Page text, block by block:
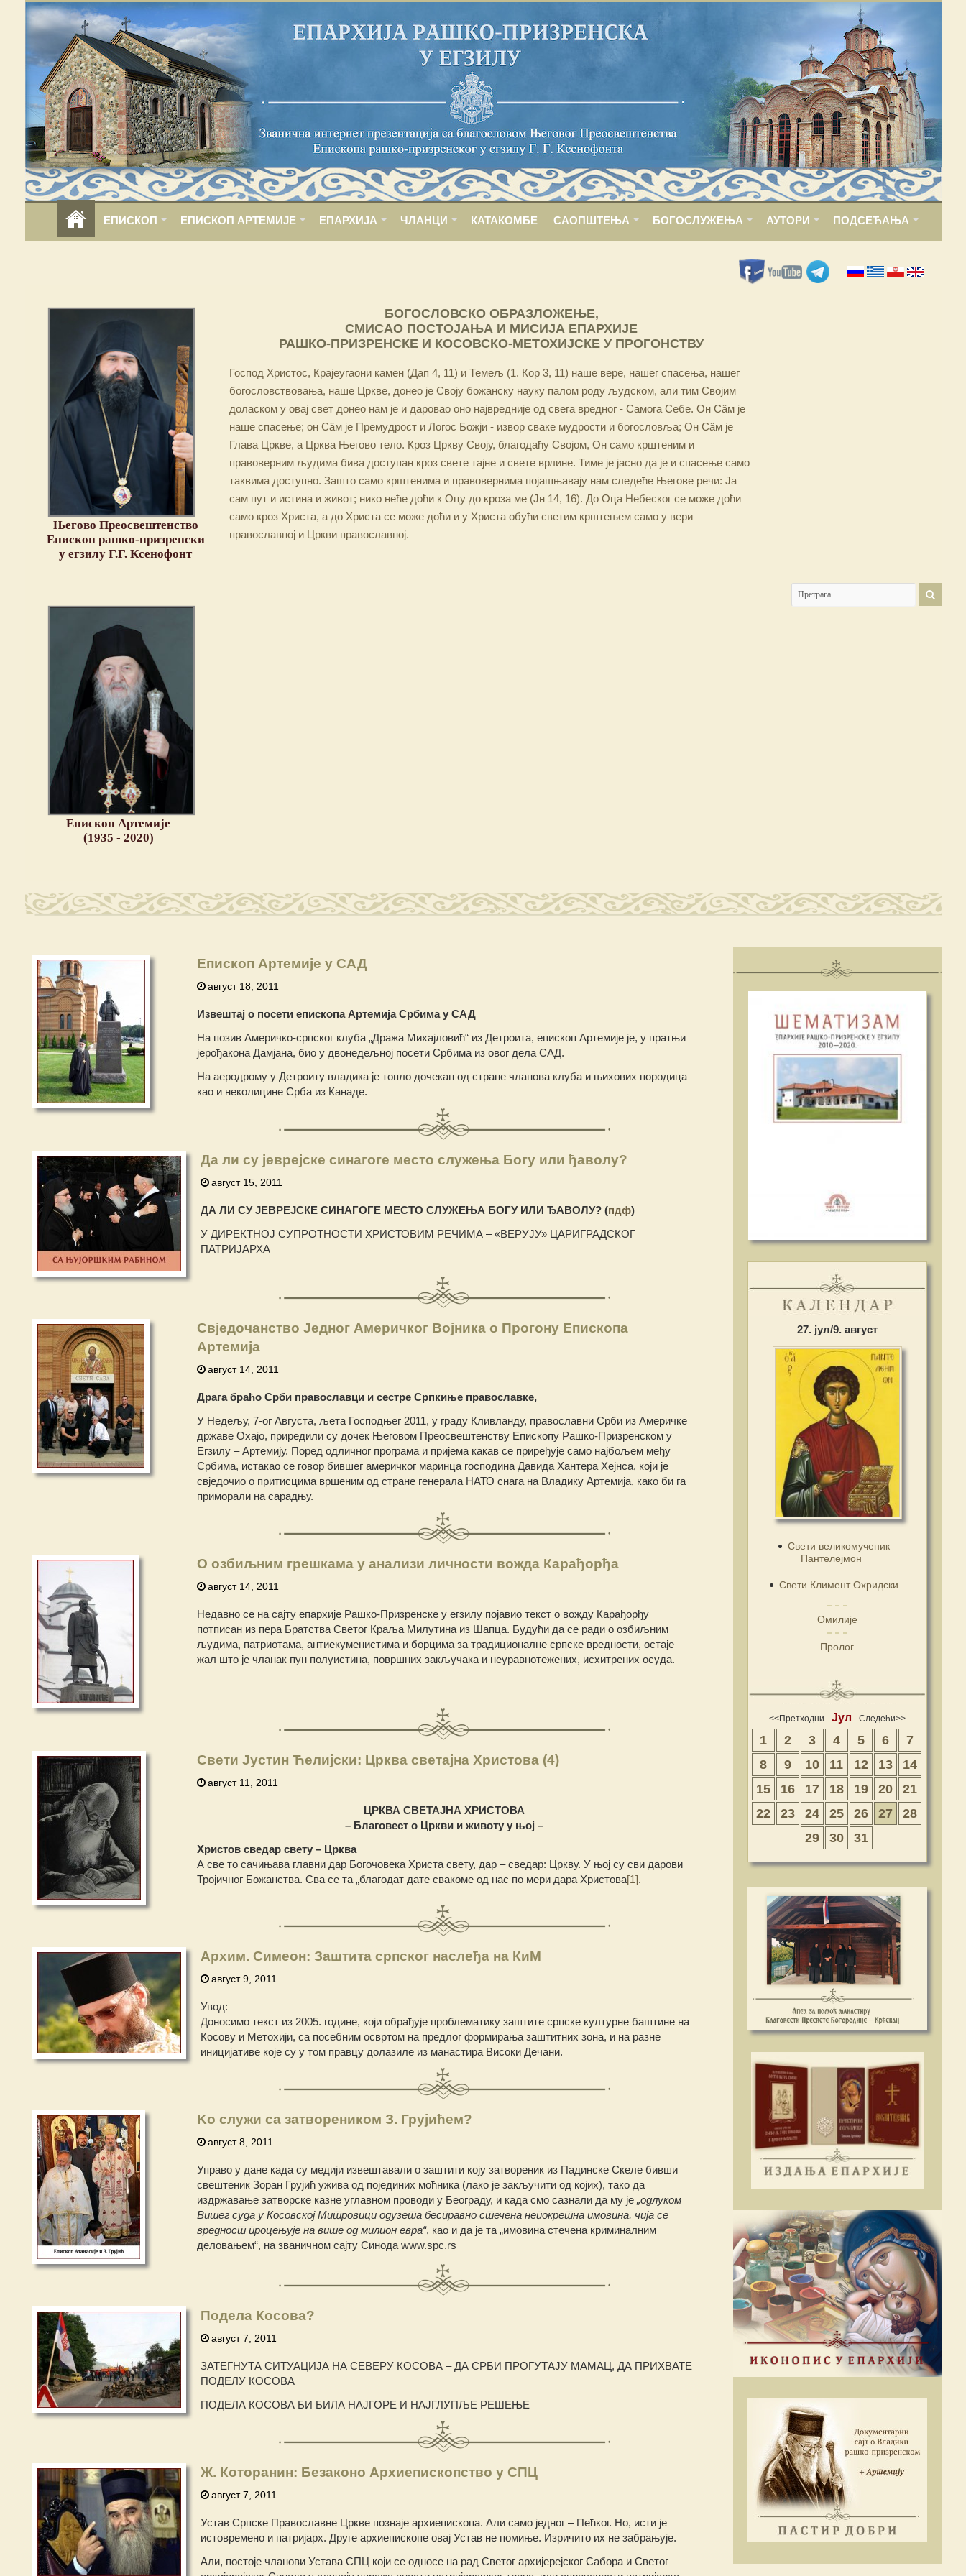
ЕПИСКОП ЕПИСКОП АРТЕМИЈЕ ЕПАРХИЈА ЧЛАНЦИ КАТАКОМБЕ САОПШТЕЊА БОГОСЛУЖЕЊА АУТОРИ ПОДСЕЋАЊА
Његово Преосвештенство
Епископ рашко-призренски
у егзилу Г.Г. Ксенофонт
БОГОСЛОВСКО ОБРАЗЛОЖЕЊЕ,
СМИСАО ПОСТОЈАЊА И МИСИЈА ЕПАРХИЈЕ
РАШКО-ПРИЗРЕНСКЕ И КОСОВСКО-МЕТОХИЈСКЕ У ПРОГОНСТВУ
Господ Христос, Крајеугаони камен (Дап 4, 11) и Темељ (1. Кор 3, 11) наше вере, нашег спасења, нашег
богословствовања, наше Цркве, донео је Своју божанску науку палом роду људском, али тим Својим
доласком у овај свет донео нам је и даровао оно највредније од свега вредног - Самога Себе. Он Сâм је
наше спасење; он Сâм је Премудрост и Логос Божји - извор сваке мудрости и богословља; Он Сâм је
Глава Цркве, а Црква Његово тело. Кроз Цркву Своју, благодаћу Својом, Он само крштеним и
правоверним људима бива доступан кроз свете тајне и свете врлине. Тиме је јасно да је и спасење само
таквима доступно. Зашто само крштенима и правовернима појашњавају нам следеће Његове речи: Ја
сам пут и истина и живот; нико неће доћи к Оцу до кроза ме (Јн 14, 16). До Оца Небеског се може доћи
само кроз Христа, а до Христа се може доћи и у Христа обући светим крштењем само у вери
православној и Цркви православној.
Епископ Артемије
(1935 - 2020)
Eпископ Артемије у САД
август 18, 2011
Извештај о посети епископа Артемија Србима у САД
На позив Америчко-српског клуба „Дража Михајловић“ из Детроита, епископ Артемије је, у пратњи
јерођакона Дамјана, био у двонедељној посети Србима из овог дела САД.
На аеродрому у Детроиту владика је топло дочекан од стране чланова клуба и њихових породица
као и неколицине Срба из Канаде.
Да ли су јеврејске синагоге место служења Богу или ђаволу?
август 15, 2011
ДА ЛИ СУ ЈЕВРЕЈСКЕ СИНАГОГЕ МЕСТО СЛУЖЕЊА БОГУ ИЛИ ЂАВОЛУ? (пдф)
У ДИРЕКТНОЈ СУПРОТНОСТИ ХРИСТОВИМ РЕЧИМА – «ВЕРУЈУ» ЦАРИГРАДСКОГ
ПАТРИЈАРХА
Свједочанство Једног Америчког Војника о Прогону Епископа
Артемија
август 14, 2011
Драга браћо Срби православци и сестре Српкиње православке,
У Недељу, 7-ог Августа, љета Господњег 2011, у граду Кливланду, православни Срби из Америчке
државе Охајо, приредили су дочек Његовом Преосвештенству Епископу Рашко-Призренском у
Егзилу – Артемију. Поред одличног програма и пријема какав се приређује само најбољем међу
Србима, истакао се говор бившег америчког маринца господина Давида Хантера Хејнса, који је
свједочио о притисцима вршеним од стране генерала НАТО снага на Владику Артемија, како би га
приморали на сарадњу.
О озбиљним грешкама у анализи личности вожда Карађорђа
август 14, 2011
Недавно се на сајту епархије Рашко-Призренске у егзилу појавио текст о вожду Карађорђу
потписан из пера Братства Светог Краља Милутина из Шапца. Будући да се ради о озбиљним
људима, патриотама, антиекуменистима и борцима за традиционалне српске вредности, остаје
жал што је чланак пун полуистина, површних закључака и неуравнотежених, исхитрених осуда.
Свети Јустин Ћелијски: Црква светајна Христова (4)
август 11, 2011
ЦРКВА СВЕТАЈНА ХРИСТОВА
– Благовест о Цркви и животу у њој –
Христов сведар свету – Црква
А све то сачињава главни дар Богочовека Христа свету, дар – сведар: Цркву. У њој су сви дарови
Тројичног Божанства. Сва се та „благодат дате свакоме од нас по мери дара Христова[1].
Архим. Симеон: Заштита српског наслеђа на КиМ
август 9, 2011
Увод:
Доносимо текст из 2005. године, који обрађује проблематику заштите српске културне баштине на
Косову и Метохији, са посебним освртом на предлог формирања заштитних зона, и на разне
иницијативе које су у том правцу долазиле из манастира Високи Дечани.
Kо служи са затвореником З. Грујићем?
август 8, 2011
Управо у дане када су медији извештавали о заштити коју затвореник из Падинске Скеле бивши
свештеник Зоран Грујић ужива од појединих моћника (лако је закључити од којих), тако да
издржавање затворске казне углавном проводи у Београду, и када смо сазнали да му је „одлуком
Вишег суда у Косовској Митровици одузета бесправно стечена непокретна имовина, чија се
вредност процењује на више од милион евра“, као и да је та „имовина стечена криминалним
деловањем“, на званичном сајту Синода www.spc.rs
Подела Косова?
август 7, 2011
ЗАТЕГНУТА СИТУАЦИЈА НА СЕВЕРУ КОСОВА – ДА СРБИ ПРОГУТАЈУ МАМАЦ, ДА ПРИХВАТЕ
ПОДЕЛУ КОСОВА
ПОДЕЛА КОСОВА БИ БИЛА НАЈГОРЕ И НАЈГЛУПЉЕ РЕШЕЊЕ
Ж. Которанин: Безаконо Архиепископство у СПЦ
август 7, 2011
Устав Српске Православне Цркве познаје архиепископа. Али само једног – Пећког. Но, исти је
истовремено и патријарх. Друге архиепископе овај Устав не помиње. Изричито их не забрањује.
Али, постоје чланови Устава СПЦ који се односе на рад Светог архијерејског Сабора и Светог
27. јул/9. август
Свети великомученик
Пантелејмон
Свети Климент Охридски
Омилије
Пролог
<<Претходни Јул Следећи>>
1 2 3 4 5 6
7
8
9 10 11 12 13
14
15
16 17 18 19 20
21
22
23 24 25 26 27
28
29
30 31